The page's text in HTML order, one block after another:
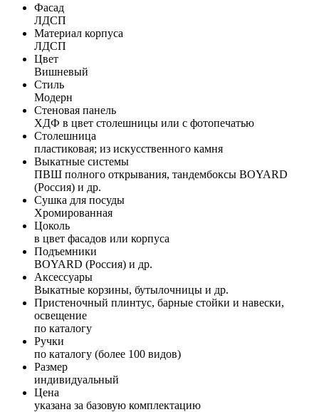
Фасад
ЛДСП
Материал корпуса
ЛДСП
Цвет
Вишневый
Стиль
Модерн
Стеновая панель
ХДФ в цвет столешницы или с фотопечатью
Столешница
пластиковая; из искусственного камня
Выкатные системы
ПВШ полного открывания, тандембоксы BOYARD
(Россия) и др.
Сушка для посуды
Хромированная
Цоколь
в цвет фасадов или корпуса
Подъемники
BOYARD (Россия) и др.
Аксессуары
Выкатные корзины, бутылочницы и др.
Пристеночный плинтус, барные стойки и навески,
освещение
по каталогу
Ручки
по каталогу (более 100 видов)
Размер
индивидуальный
Цена
указана за базовую комплектацию